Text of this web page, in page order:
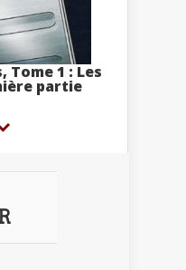
Tome 1 : Les
partie